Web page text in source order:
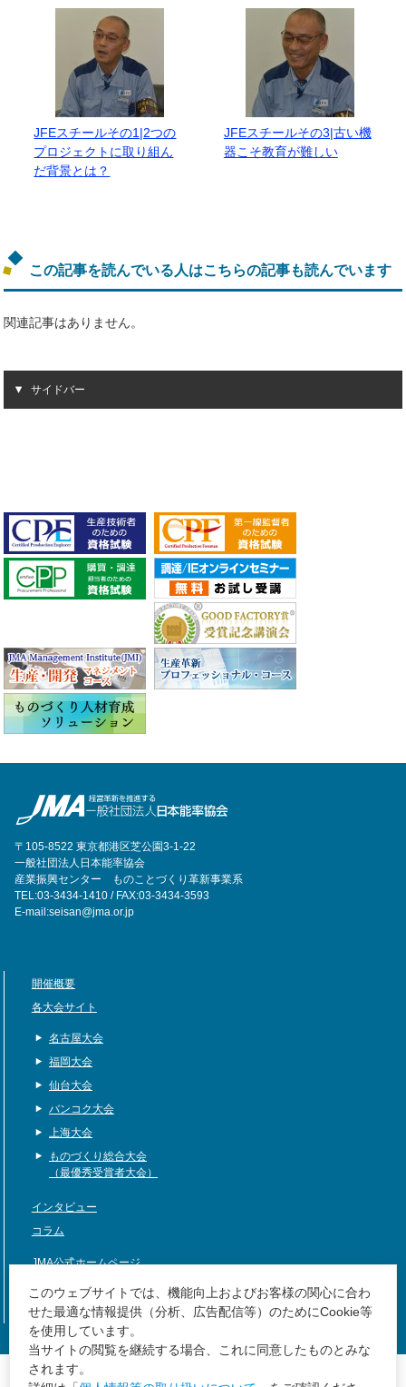
このウェブサイトでは、機能向上およびお客様の関心に合わ
せた最適な情報提供（分析、広告配信等）のためにCookie等
を使用しています。
当サイトの閲覧を継続する場合、これに同意したものとみな
されます。
JFEスチールその1|2つの
プロジェクトに取り組ん
だ背景とは？
JFEスチールその3|古い機
器こそ教育が難しい
この記事を読んでいる人はこちらの記事も読んでいます
関連記事はありません。
サイドバー
〒105-8522 東京都港区芝公園3-1-22
一般社団法人日本能率協会
産業振興センター ものことづくり革新事業系
TEL:03-3434-1410 / FAX:03-3434-3593
E-mail:seisan@jma.or.jp
開催概要
各大会サイト
名古屋大会
福岡大会
仙台大会
バンコク大会
上海大会
ものづくり総合大会
（最優秀受賞者大会）
インタビュー
コラム
JMA公式ホームページ
サイトマップ
JMA公式ホームページ
サイトマップ